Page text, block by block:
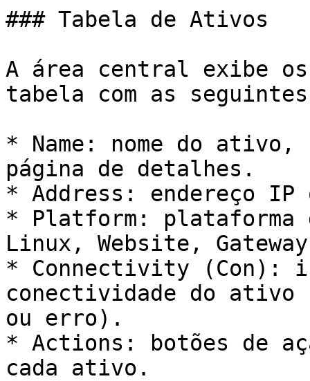
### Tabela de Ativos
A área central exibe
tabela com as
* Name: nome do
página de detalhes.
* Address: endereço IP
* Platform: plataforma
Linux, Website,
* Connectivity (Con):
conectividade do ativo
ou erro).
* Actions: botões de
cada ativo.